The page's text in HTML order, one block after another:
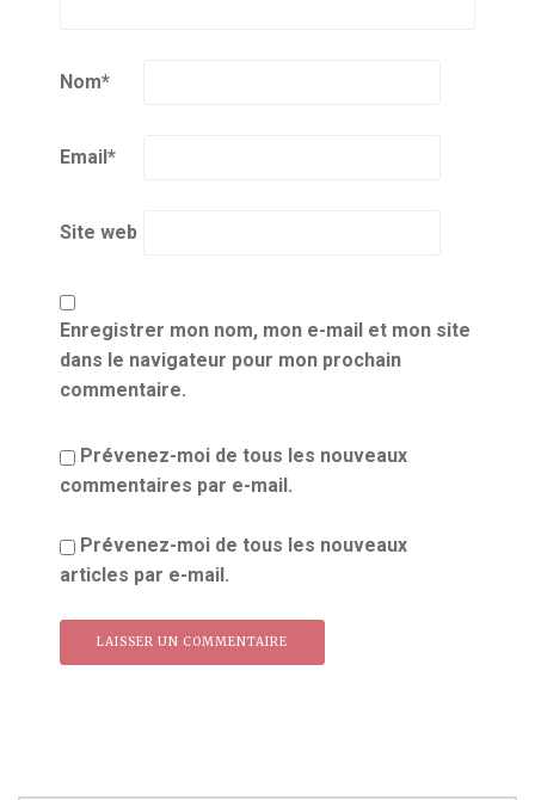
Nom*
Email*
Site web
Enregistrer mon nom, mon e-mail et mon site
dans le navigateur pour mon prochain
commentaire.
Prévenez-moi de tous les nouveaux
commentaires par e-mail.
Prévenez-moi de tous les nouveaux
articles par e-mail.